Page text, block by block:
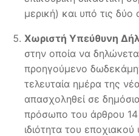
μερική) και υπό τις δύο
Χωριστή Υπεύθυνη
στην οποία να
προηγούμενο
τελευταία ημέρα της
απασχοληθεί σε
πρόσωπο του άρθρου
ιδιότητα του